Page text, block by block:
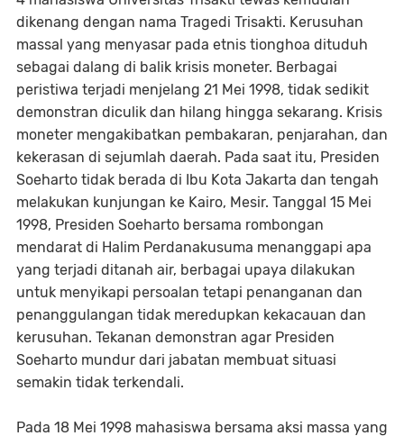
dikenang dengan nama Tragedi Trisakti. Kerusuhan
massal yang menyasar pada etnis tionghoa dituduh
sebagai dalang di balik krisis moneter. Berbagai
peristiwa terjadi menjelang 21 Mei 1998, tidak sedikit
demonstran diculik dan hilang hingga sekarang. Krisis
moneter mengakibatkan pembakaran, penjarahan, dan
kekerasan di sejumlah daerah. Pada saat itu, Presiden
Soeharto tidak berada di Ibu Kota Jakarta dan tengah
melakukan kunjungan ke Kairo, Mesir. Tanggal 15 Mei
1998, Presiden Soeharto bersama rombongan
mendarat di Halim Perdanakusuma menanggapi apa
yang terjadi ditanah air, berbagai upaya dilakukan
untuk menyikapi persoalan tetapi penanganan dan
penanggulangan tidak meredupkan kekacauan dan
kerusuhan. Tekanan demonstran agar Presiden
Soeharto mundur dari jabatan membuat situasi
semakin tidak terkendali.
Pada 18 Mei 1998 mahasiswa bersama aksi massa yang